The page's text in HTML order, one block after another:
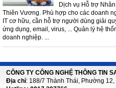
Dịch vụ Hỗ trợ
Thiên Vương. Phù hợp cho các doanh
IT cơ hữu, cần hỗ trợ người dùng giải
ứng dụng, email, virus, ... Quản lý hệ
doanh nghiệp. ...
CÔNG TY CÔNG NGHỆ THÔNG TIN
Địa chỉ: 188/7 Thành Thái, Phường 12,